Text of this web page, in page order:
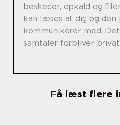
beskeder, opkald og
kan læses af dig og den
kommunikerer med.
samtaler forbliver
Få læst flere